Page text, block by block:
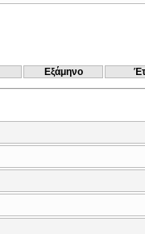
Εξάμηνο